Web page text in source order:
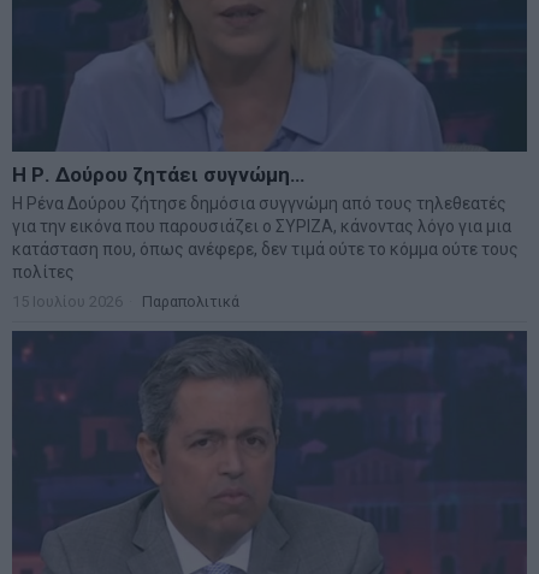
Η Ρ. Δούρου ζητάει συγνώμη…
Η Ρένα Δούρου ζήτησε δημόσια συγγνώμη από τους τηλεθεατές
για την εικόνα που παρουσιάζει ο ΣΥΡΙΖΑ, κάνοντας λόγο για μια
κατάσταση που, όπως ανέφερε, δεν τιμά ούτε το κόμμα ούτε τους
πολίτες
15 Ιουλίου 2026 Παραπολιτικά